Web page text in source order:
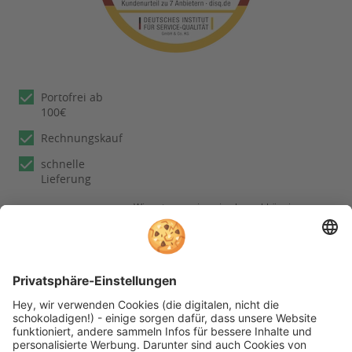
Portofrei ab
100€
Rechnungskauf
schnelle
Lieferung
Wir nutzen reviews.io als unabhängigen
Dienstleister für die Einholung von
Bewertungen. Erfahren Sie mehr unter
unserenInformationen zu
Kundenbewertungen
Folgen Sie rehashop auch auf folgenden Kanälen